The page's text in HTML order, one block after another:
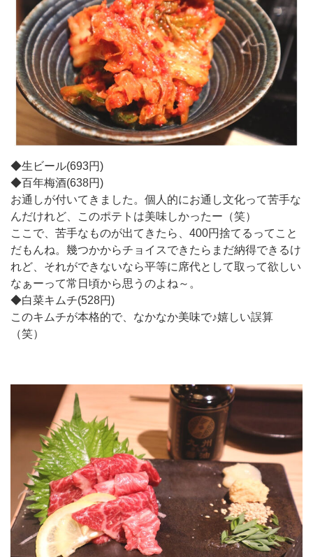
◆生ビール(693円)
◆百年梅酒(638円)
お通しが付いてきました。個人的にお通し文化って苦手な
んだけれど、このポテトは美味しかったー（笑）
ここで、苦手なものが出てきたら、400円捨てるってこと
だもんね。幾つかからチョイスできたらまだ納得できるけ
れど、それができないなら平等に席代として取って欲しい
なぁーって常日頃から思うのよね～。
◆白菜キムチ(528円)
このキムチが本格的で、なかなか美味で♪嬉しい誤算
（笑）